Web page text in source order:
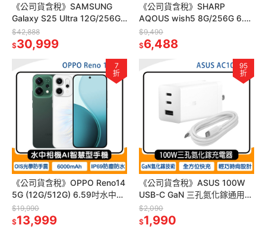
《公司貨含稅》SAMSUNG
Galaxy S25 Ultra 12G/256G
6.9吋AI旗艦機
$42,888
$30,999
《公司貨含稅》SHARP
AQOUS wish5 8G/256G 6.6
吋四防軍規手機
$9,490
$6,488
7
折
《公司貨含稅》OPPO Reno14
5G (12G/512G) 6.59吋水中相
機AI智慧型手機
$19,990
$13,999
95
折
《公司貨含稅》ASUS 100W
USB-C GaN 三孔氮化鎵通用充
電器/附線1.5m(2C1A)AC100-
03
$2,090
$1,990